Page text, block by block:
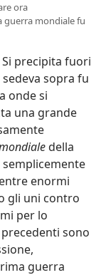
ora
guerra mondiale fu
Si precipita fuori
sedeva sopra fu
onde si
una grande
della
enormi
gli uni contro
per lo
sono
guerra